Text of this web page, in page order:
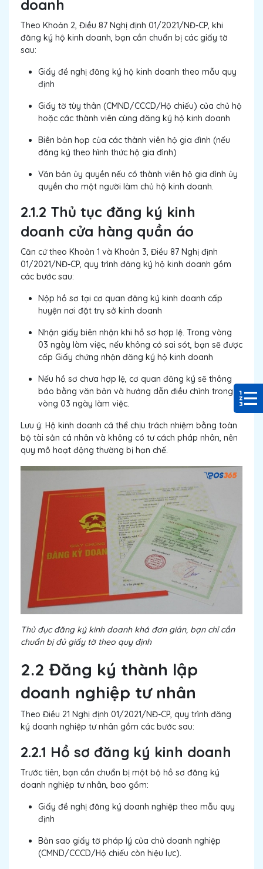
doanh
Theo Khoản 2, Điều 87 Nghị định 01/2021/NĐ-CP, khi
đăng ký hộ kinh doanh, bạn cần chuẩn bị các giấy tờ
sau:
Giấy đề nghị đăng ký hộ kinh doanh theo mẫu quy
định
Giấy tờ tùy thân (CMND/CCCD/Hộ chiếu) của chủ hộ
hoặc các thành viên cùng đăng ký hộ kinh doanh
Biên bản họp của các thành viên hộ gia đình (nếu
đăng ký theo hình thức hộ gia đình)
Văn bản ủy quyền nếu có thành viên hộ gia đình ủy
quyền cho một người làm chủ hộ kinh doanh.
2.1.2 Thủ tục đăng ký kinh
doanh cửa hàng quần áo
Căn cứ theo Khoản 1 và Khoản 3, Điều 87 Nghị định
01/2021/NĐ-CP, quy trình đăng ký hộ kinh doanh gồm
các bước sau:
Nộp hồ sơ tại cơ quan đăng ký kinh doanh cấp
huyện nơi đặt trụ sở kinh doanh
Nhận giấy biên nhận khi hồ sơ hợp lệ. Trong vòng
03 ngày làm việc, nếu không có sai sót, bạn sẽ được
cấp Giấy chứng nhận đăng ký hộ kinh doanh
Nếu hồ sơ chưa hợp lệ, cơ quan đăng ký sẽ thông
báo bằng văn bản và hướng dẫn điều chỉnh trong
vòng 03 ngày làm việc.
Lưu ý: Hộ kinh doanh cá thể chịu trách nhiệm bằng toàn
bộ tài sản cá nhân và không có tư cách pháp nhân, nên
quy mô hoạt động thường bị hạn chế.
Thủ đục đăng ký kinh doanh khá đơn giản, bạn chỉ cần
chuẩn bị đủ giấy tờ theo quy định
2.2 Đăng ký thành lập
doanh nghiệp tư nhân
Theo Điều 21 Nghị định 01/2021/NĐ-CP, quy trình đăng
ký doanh nghiệp tư nhân gồm các bước sau:
2.2.1 Hồ sơ đăng ký kinh doanh
Trước tiên, bạn cần chuẩn bị một bộ hồ sơ đăng ký
doanh nghiệp tư nhân, bao gồm:
Giấy đề nghị đăng ký doanh nghiệp theo mẫu quy
định
Bản sao giấy tờ pháp lý của chủ doanh nghiệp
(CMND/CCCD/Hộ chiếu còn hiệu lực).